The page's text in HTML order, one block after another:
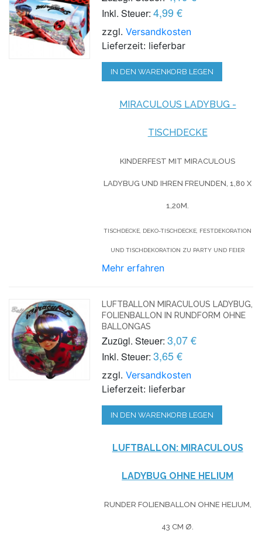
Inkl. Steuer: 4,99 €
zzgl.Versandkosten
Lieferzeit: lieferbar
IN DEN WARENKORB LEGEN
MIRACULOUS LADYBUG -
TISCHDECKE
KINDERFEST MIT MIRACULOUS
LADYBUG UND IHREN FREUNDEN, 1,80 X
1,20M.
TISCHDECKE, DEKO-TISCHDECKE, FESTDEKORATION
UND TISCHDEKORATION ZU PARTY UND FEIER
Mehr erfahren
LUFTBALLON MIRACULOUS LADYBUG,
FOLIENBALLON IN RUNDFORM OHNE
BALLONGAS
Zuzügl. Steuer: 3,07 €
Inkl. Steuer: 3,65 €
zzgl.Versandkosten
Lieferzeit: lieferbar
IN DEN WARENKORB LEGEN
LUFTBALLON: MIRACULOUS
LADYBUG OHNE HELIUM
RUNDER FOLIENBALLON OHNE HELIUM,
43 CM Ø.